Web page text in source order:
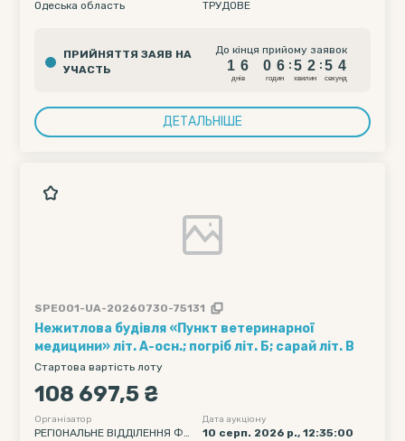
РАЇНИ ПО ОДЕСЬКІЙ ТА МИКО
Одеська область ТРУДОВЕ
ПРИЙНЯТТЯ ЗАЯВ НА
УЧАСТЬ
До кінця прийому заявок
1
1
6
6
днiв
0
0
6
6
годин
:
5
5
2
2
хвилин
:
5
5 3
4
секунд
ДЕТАЛЬНІШЕ
SPE001-UA-20260730-75131
Нежитлова будівля «Пункт ветеринарної
медицини» літ. А-осн.; погріб літ. Б; сарай літ. В
Стартова вартість лоту
108 697,5 ₴
Організатор
РЕГІОНАЛЬНЕ ВІДДІЛЕННЯ ФО
Дата аукціону
10 серп. 2026 р., 12:35:00